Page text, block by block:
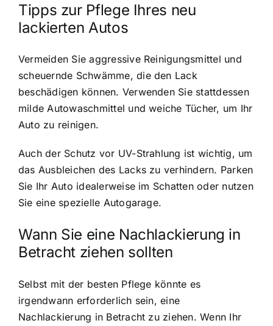
Tipps zur Pflege Ihres neu
lackierten Autos
Vermeiden Sie aggressive Reinigungsmittel und
scheuernde Schwämme, die den Lack
beschädigen können. Verwenden Sie stattdessen
milde Autowaschmittel und weiche Tücher, um Ihr
Auto zu reinigen.
Auch der Schutz vor UV-Strahlung ist wichtig, um
das Ausbleichen des Lacks zu verhindern. Parken
Sie Ihr Auto idealerweise im Schatten oder nutzen
Sie eine spezielle Autogarage.
Wann Sie eine Nachlackierung in
Betracht ziehen sollten
Selbst mit der besten Pflege könnte es
irgendwann erforderlich sein, eine
Nachlackierung in Betracht zu ziehen. Wenn Ihr